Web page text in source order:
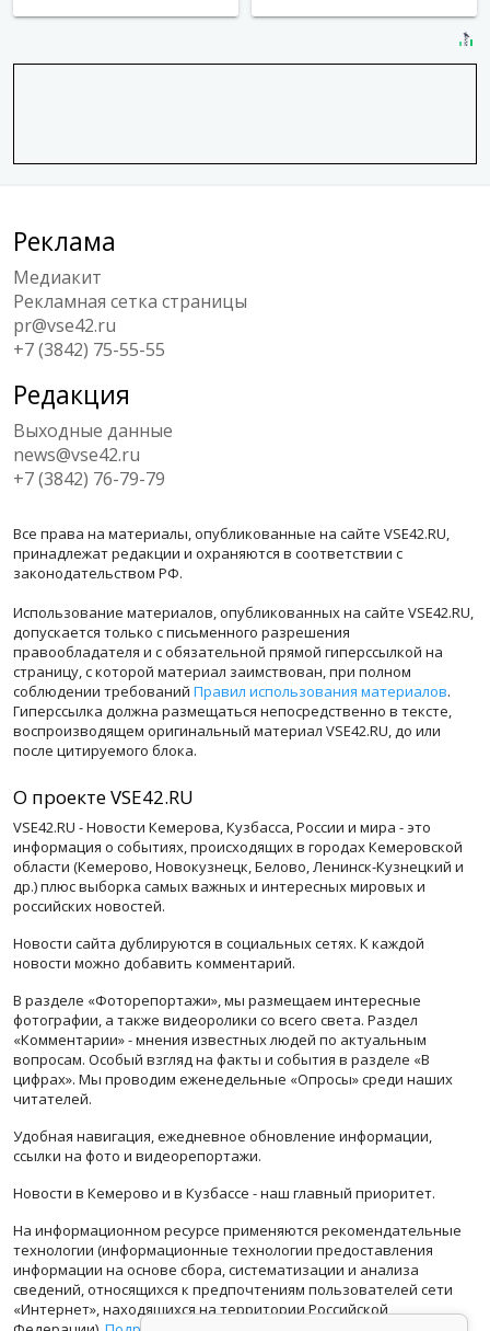
Реклама
Медиакит
Рекламная сетка страницы
pr@vse42.ru
+7 (3842) 75-55-55
Редакция
Выходные данные
news@vse42.ru
+7 (3842) 76-79-79
Все права на материалы, опубликованные на сайте VSE42.RU,
принадлежат редакции и охраняются в соответствии с
законодательством РФ.
Использование материалов, опубликованных на сайте VSE42.RU,
допускается только с письменного разрешения
правообладателя и с обязательной прямой гиперссылкой на
страницу, с которой материал заимствован, при полном
соблюдении требований Правил использования материалов.
Гиперссылка должна размещаться непосредственно в тексте,
воспроизводящем оригинальный материал VSE42.RU, до или
после цитируемого блока.
О проекте VSE42.RU
VSE42.RU - Новости Кемерова, Кузбасса, России и мира - это
информация о событиях, происходящих в городах Кемеровской
области (Кемерово, Новокузнецк, Белово, Ленинск-Кузнецкий и
др.) плюс выборка самых важных и интересных мировых и
российских новостей.
Новости сайта дублируются в социальных сетях. К каждой
новости можно добавить комментарий.
В разделе «Фоторепортажи», мы размещаем интересные
фотографии, а также видеоролики со всего света. Раздел
«Комментарии» - мнения известных людей по актуальным
вопросам. Особый взгляд на факты и события в разделе «В
цифрах». Мы проводим еженедельные «Опросы» среди наших
читателей.
Удобная навигация, ежедневное обновление информации,
ссылки на фото и видеорепортажи.
Новости в Кемерово и в Кузбассе - наш главный приоритет.
На информационном ресурсе применяются рекомендательные
технологии (информационные технологии предоставления
информации на основе сбора, систематизации и анализа
сведений, относящихся к предпочтениям пользователей сети
«Интернет», находящихся на территории Российской